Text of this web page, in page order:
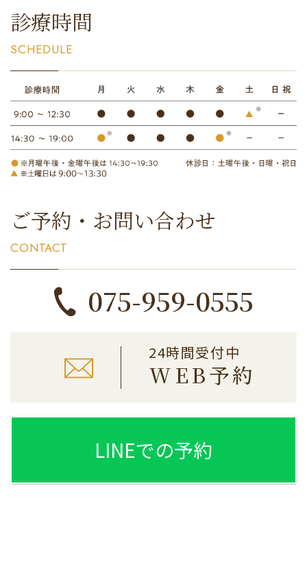
診療時間
SCHEDULE
ご予約・お問い合わせ
CONTACT
075-959-0555
24時間受付中
WEB予約
LINEでの予約